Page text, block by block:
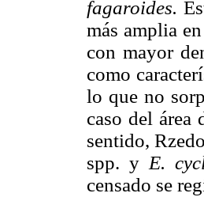
fagaroides.
más amplia
con mayor
como
lo que no
caso del área
sentido,
spp. y E.
censado se